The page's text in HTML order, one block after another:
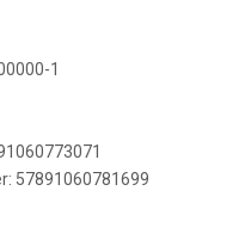
1
57891060781699